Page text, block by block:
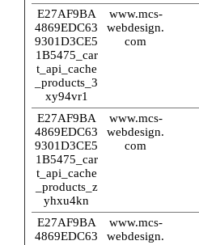
E27AF9BA
4869EDC63
9301D3CE5
1B5475_car
t_api_cache
_products_3
xy94vr1
www.mcs-
webdesign.
com
E27AF9BA
4869EDC63
9301D3CE5
1B5475_car
t_api_cache
_products_z
yhxu4kn
www.mcs-
webdesign.
com
E27AF9BA
4869EDC63
www.mcs-
webdesign.